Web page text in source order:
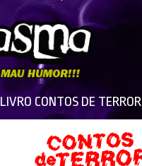
LIVRO CONTOS DE TERROR